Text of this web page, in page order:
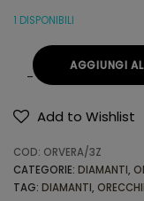
1 DISPONIBILI
AGGIUNGI
Add to Wishlist
Alternative:
COD: ORVERA/3Z
CATEGORIE: DIAMANTI,
TAG: DIAMANTI,